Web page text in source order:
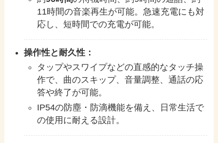
11時間の音楽再生が可能。急速充電にも対
応し、短時間での充電が可能。
操作性と耐久性：
タップやスワイプなどの直感的なタッチ操
作で、曲のスキップ、音量調整、通話の応
答や終了が可能。
IP54の防塵・防滴機能を備え、日常生活で
の使用に耐える設計。